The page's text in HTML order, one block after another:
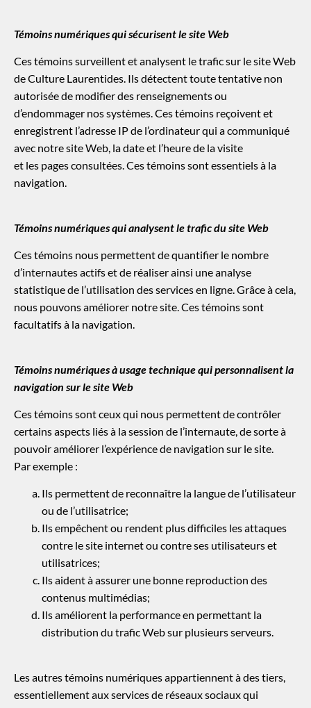
Témoins numériques qui sécurisent le site Web
Ces témoins surveillent et analysent le trafic sur le site Web
de Culture Laurentides. Ils détectent toute tentative non
autorisée de modifier des renseignements ou
d’endommager nos systèmes. Ces témoins reçoivent et
enregistrent l’adresse IP de l’ordinateur qui a communiqué
avec notre site Web, la date et l’heure de la visite
et les pages consultées. Ces témoins sont essentiels à la
navigation.
Témoins numériques qui analysent le trafic du site Web
Ces témoins nous permettent de quantifier le nombre
d’internautes actifs et de réaliser ainsi une analyse
statistique de l’utilisation des services en ligne. Grâce à cela,
nous pouvons améliorer notre site. Ces témoins sont
facultatifs à la navigation.
Témoins numériques à usage technique qui personnalisent la
navigation sur le site Web
Ces témoins sont ceux qui nous permettent de contrôler
certains aspects liés à la session de l’internaute, de sorte à
pouvoir améliorer l’expérience de navigation sur le site.
Par exemple :
Ils permettent de reconnaître la langue de l’utilisateur
ou de l’utilisatrice;
Ils empêchent ou rendent plus difficiles les attaques
contre le site internet ou contre ses utilisateurs et
utilisatrices;
Ils aident à assurer une bonne reproduction des
contenus multimédias;
Ils améliorent la performance en permettant la
distribution du trafic Web sur plusieurs serveurs.
Les autres témoins numériques appartiennent à des tiers,
essentiellement aux services de réseaux sociaux qui